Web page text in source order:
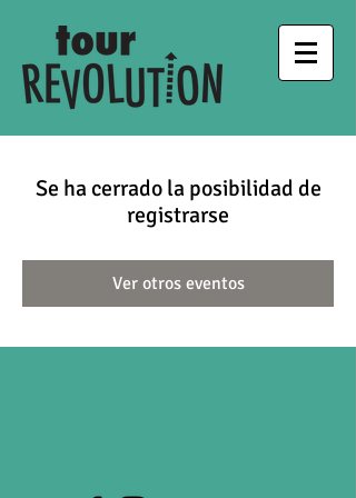
Se ha cerrado la posibilidad de
registrarse
Ver otros eventos